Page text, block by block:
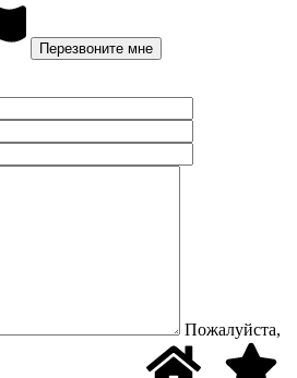
Пожалуйста,